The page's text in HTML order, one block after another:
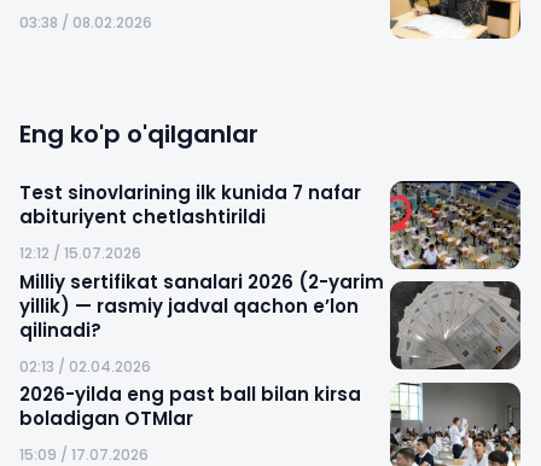
03:38 / 08.02.2026
Eng ko'p o'qilganlar
Test sinovlarining ilk kunida 7 nafar
abituriyent chetlashtirildi
12:12 / 15.07.2026
Milliy sertifikat sanalari 2026 (2-yarim
yillik) — rasmiy jadval qachon e’lon
qilinadi?
02:13 / 02.04.2026
2026-yilda eng past ball bilan kirsa
boladigan OTMlar
15:09 / 17.07.2026